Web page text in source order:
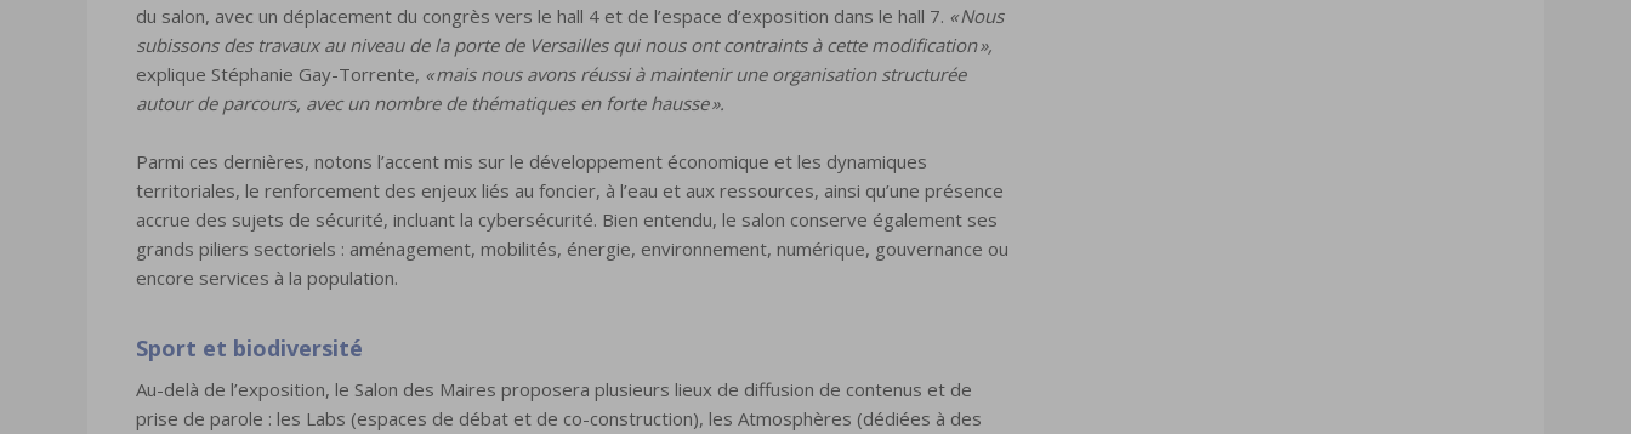
du salon, avec un déplacement du congrès vers le hall 4 et de l’espace d’exposition dans le hall 7. « Nous
subissons des travaux au niveau de la porte de Versailles qui nous ont contraints à cette modification »,
explique Stéphanie Gay-Torrente, « mais nous avons réussi à maintenir une organisation structurée
autour de parcours, avec un nombre de thématiques en forte hausse ».
Parmi ces dernières, notons l’accent mis sur le développement économique et les dynamiques
territoriales, le renforcement des enjeux liés au foncier, à l’eau et aux ressources, ainsi qu’une présence
accrue des sujets de sécurité, incluant la cybersécurité. Bien entendu, le salon conserve également ses
grands piliers sectoriels : aménagement, mobilités, énergie, environnement, numérique, gouvernance ou
encore services à la population.
Sport et biodiversité
Au-delà de l’exposition, le Salon des Maires proposera plusieurs lieux de diffusion de contenus et de
prise de parole : les Labs (espaces de débat et de co-construction), les Atmosphères (dédiées à des